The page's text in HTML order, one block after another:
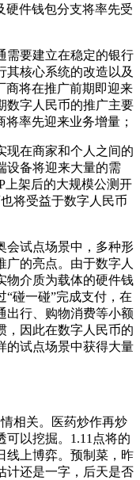
硬件钱包分支将率先受
要建立在稳定的银行
其核心系统的改造以及
商将在推广前期即迎来
数字人民币的推广主要
率先迎来业务增量；
在商家和个人之间的
设备将迎来大量的需
上架后的大规模公测开
将受益于数字人民币
试点场景中，多种形
广的亮点。由于数字人
物介质为载体的硬件钱
碰一碰”完成支付，在
出行、购物消费等小额
，因此在数字人民币的
的试点场景中获得大量
相关。医药炒作再炒
可以挖掘。1.11点将的
线上博弈。预制菜，昨
计还是一字，后天是否